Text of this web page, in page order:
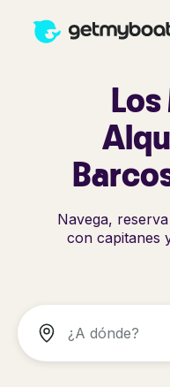
Navega,
con capitanes